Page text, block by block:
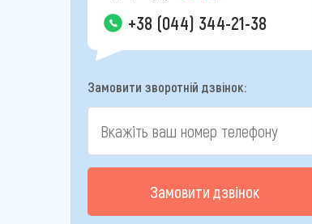
+38 (044) 344-21-38
Замовити зворотній дзвінок:
Замовити дзвінок